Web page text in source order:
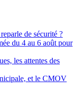
de sécurité ?
du 4 au 6 août pour
les attentes des
et le CMOV